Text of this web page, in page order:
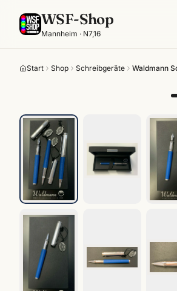
WSF-Shop
Mannheim · N7,16
Start Shop Schreibgeräte Waldmann